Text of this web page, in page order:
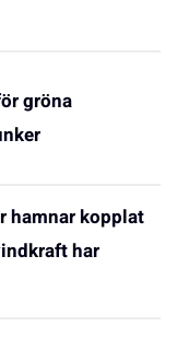
gröna
hamnar kopplat
har